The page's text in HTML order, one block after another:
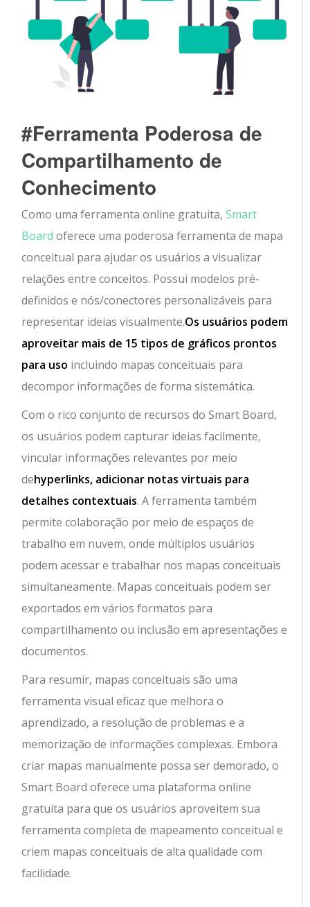
#Ferramenta Poderosa de
Compartilhamento de
Conhecimento
Como uma ferramenta online gratuita,Smart
Board oferece uma poderosa ferramenta de mapa
conceitual para ajudar os usuários a visualizar
relações entre conceitos. Possui modelos pré-
definidos e nós/conectores personalizáveis para
representar ideias visualmente.Os usuários podem
aproveitar mais de 15 tipos de gráficos prontos
para uso incluindo mapas conceituais para
decompor informações de forma sistemática.
Com o rico conjunto de recursos do Smart Board,
os usuários podem capturar ideias facilmente,
vincular informações relevantes por meio
dehyperlinks, adicionar notas virtuais para
detalhes contextuais. A ferramenta também
permite colaboração por meio de espaços de
trabalho em nuvem, onde múltiplos usuários
podem acessar e trabalhar nos mapas conceituais
simultaneamente. Mapas conceituais podem ser
exportados em vários formatos para
compartilhamento ou inclusão em apresentações e
documentos.
Para resumir, mapas conceituais são uma
ferramenta visual eficaz que melhora o
aprendizado, a resolução de problemas e a
memorização de informações complexas. Embora
criar mapas manualmente possa ser demorado, o
Smart Board oferece uma plataforma online
gratuita para que os usuários aproveitem sua
ferramenta completa de mapeamento conceitual e
criem mapas conceituais de alta qualidade com
facilidade.